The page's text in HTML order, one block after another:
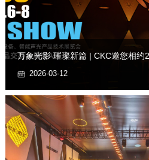
万象光影 璀璨新篇 | CKC邀您相约
2026-03-12